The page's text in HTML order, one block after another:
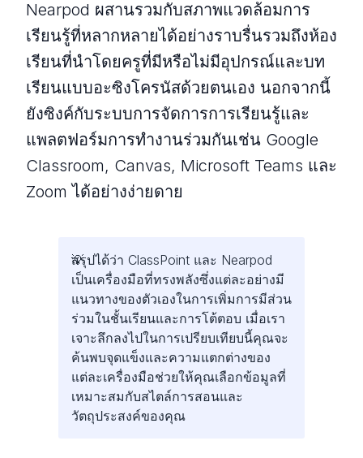
Nearpod ผสานรวมกับสภาพแวดล้อมการ
เรียนรู้ที่หลากหลายได้อย่างราบรื่นรวมถึงห้อง
เรียนที่นําโดยครูที่มีหรือไม่มีอุปกรณ์และบท
เรียนแบบอะซิงโครนัสด้วยตนเอง นอกจากนี้
ยังซิงค์กับระบบการจัดการการเรียนรู้และ
แพลตฟอร์มการทํางานร่วมกันเช่น Google
Classroom, Canvas, Microsoft Teams และ
Zoom ได้อย่างง่ายดาย
สรุปได้ว่า ClassPoint และ Nearpod
เป็นเครื่องมือที่ทรงพลังซึ่งแต่ละอย่างมี
แนวทางของตัวเองในการเพิ่มการมีส่วน
ร่วมในชั้นเรียนและการโต้ตอบ เมื่อเรา
เจาะลึกลงไปในการเปรียบเทียบนี้คุณจะ
ค้นพบจุดแข็งและความแตกต่างของ
แต่ละเครื่องมือช่วยให้คุณเลือกข้อมูลที่
เหมาะสมกับสไตล์การสอนและ
วัตถุประสงค์ของคุณ